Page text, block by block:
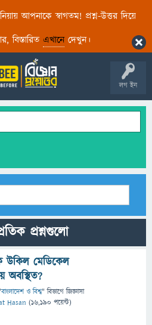
আপনাকে স্বাগতম! প্রশ্ন-উত্তর দিয়ে
বিস্তারিত এখানেদেখুন।
লগ ইন
প্রশ্নগুলো
উকিল মেডিকেল
অবস্থিত?
বাংলাদেশ ও বিশ্ব" বিভাগে জিজ্ঞাসা
Hasan (16,190 পয়েন্ট)